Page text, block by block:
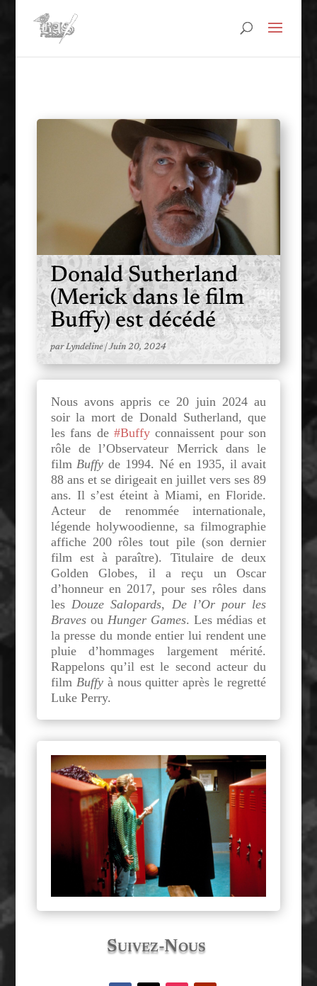
Donald Sutherland
(Merick dans le film
Buffy) est décédé
parLyndeline|Juin 20, 2024
Nous avons appris ce 20 juin 2024 au
soir la mort de Donald Sutherland, que
les fans de #Buffy connaissent pour son
rôle de l’Observateur Merrick dans le
filmBuffy de 1994. Né en 1935, il avait
88 ans et se dirigeait en juillet vers ses 89
ans. Il s’est éteint à Miami, en Floride.
Acteur de renommée internationale,
légende holywoodienne, sa filmographie
affiche 200 rôles tout pile (son dernier
film est à paraître). Titulaire de deux
Golden Globes, il a reçu un Oscar
d’honneur en 2017, pour ses rôles dans
les Douze Salopards, De l’Or pour les
Bravesou Hunger Games. Les médias et
la presse du monde entier lui rendent une
pluie d’hommages largement mérité.
Rappelons qu’il est le second acteur du
film Buffyà nous quitter après le regretté
Luke Perry.
Suivez-Nous